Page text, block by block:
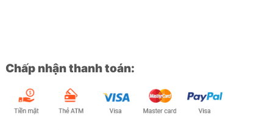
Chấp nhận thanh toán: